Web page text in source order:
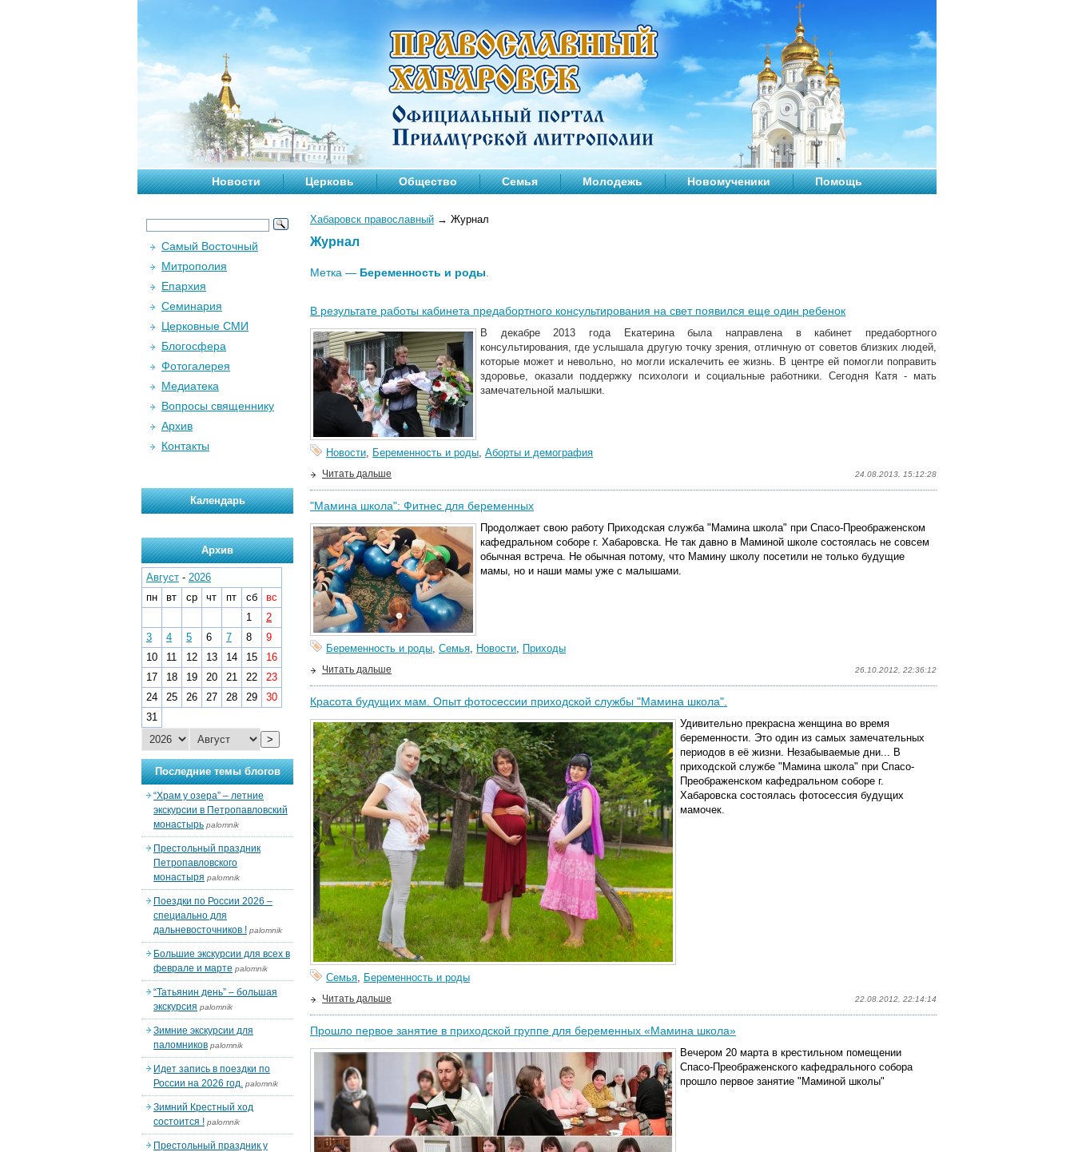
Новости Церковь Общество Семья Молодежь Новомученики Помощь
Хабаровск православный → Журнал
Журнал
Метка — Беременность и роды
В результате работы кабинета предабортного консультирования на свет появился еще один ребенок
В декабре 2013 года Екатерина была направлена в кабинет предабортного
консультирования, где услышала другую точку зрения, отличную от советов близких людей,
которые может и невольно, но могли искалечить ее жизнь. В центре ей помогли поправить
здоровье, оказали поддержку психологи и социальные работники. Сегодня Катя - мать
замечательной малышки.
Новости, Беременность и роды, Аборты и демография
24.08.2013, 15:12:28
Читать дальше
"Мамина школа": Фитнес для беременных
Продолжает свою работу Приходская служба "Мамина школа" при Спасо-Преображенском
кафедральном соборе г. Хабаровска. Не так давно в Маминой школе состоялась не совсем
обычная встреча. Не обычная потому, что Мамину школу посетили не только будущие
мамы, но и наши мамы уже с малышами.
Беременность и роды, Семья, Новости, Приходы
26.10.2012, 22:36:12
Читать дальше
Красота будущих мам. Опыт фотосессии приходской службы "Мамина школа".
Удивительно прекрасна женщина во время
беременности. Это один из самых замечательных
периодов в её жизни. Незабываемые дни... В
приходской службе "Мамина школа" при Спасо-
Преображенском кафедральном соборе г.
Хабаровска состоялась фотосессия будущих
мамочек.
Семья, Беременность и роды
22.08.2012, 22:14:14
Читать дальше
Прошло первое занятие в приходской группе для беременных «Мамина школа»
Вечером 20 марта в крестильном помещении
Спасо-Преображенского кафедрального собора
прошло первое занятие "Маминой школы"
Самый Восточный
Митрополия
Епархия
Семинария
Церковные СМИ
Блогосфера
Фотогалерея
Медиатека
Вопросы священнику
Архив
Контакты
Календарь
Архив
Август - 2026
пн
вт ср чт пт сб
вс
1
2
3
4 5 6 7 8
9
10
11 12 13 14 15
16
17
18 19 20 21 22
23
24
25 26 27 28 29
30
31
>
Последние темы блогов
“Храм у озера” – летние
экскурсии в Петропавловский
монастырь palomnik
Престольный праздник
Петропавловского
монастыря palomnik
Поездки по России 2026 –
специально для
дальневосточников ! palomnik
Большие экскурсии для всех в
феврале и марте palomnik
“Татьянин день” – большая
экскурсия palomnik
Зимние экскурсии для
паломников palomnik
Идет запись в поездки по
России на 2026 год. palomnik
Зимний Крестный ход
состоится ! palomnik
Престольный праздник у